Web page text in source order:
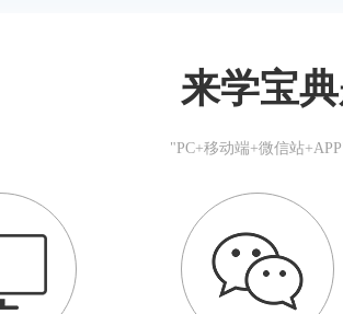
来学宝
"PC+移动端+微信站